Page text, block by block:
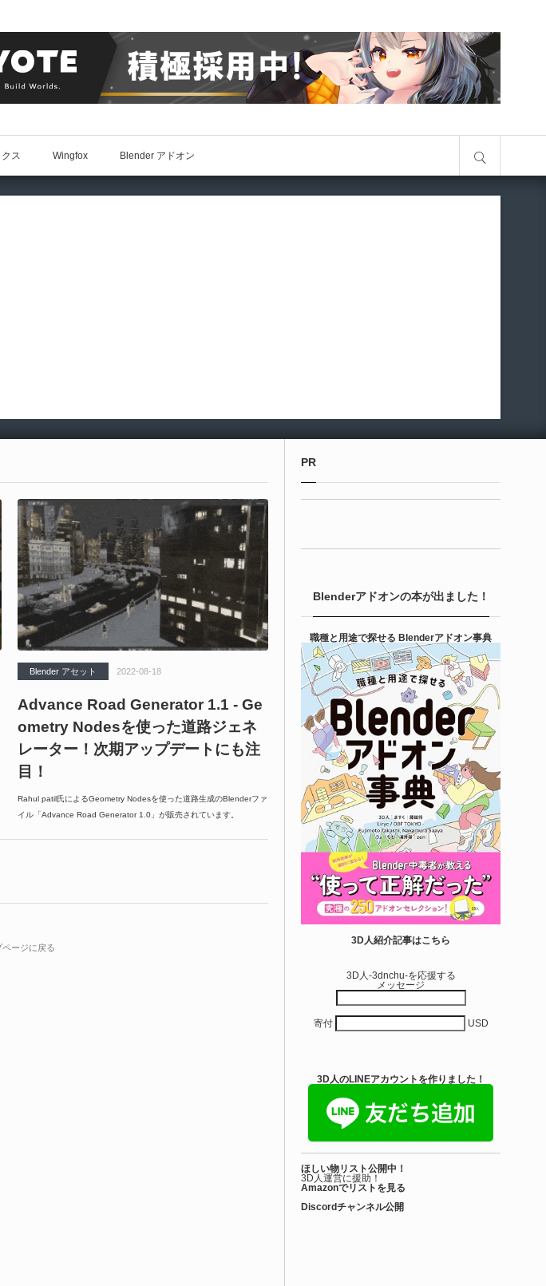
ス Wingfox Blender アドオン
Blender アセット 2022-08-18
Advance Road Generator 1.1 - Ge
ometry Nodesを使った道路ジェネ
レーター！次期アップデートにも注
目！
Rahul patil氏によるGeometry Nodesを使った道路生成のBlenderファ
イル「Advance Road Generator 1.0」が販売されています。
ページに戻る
PR
Blenderアドオンの本が出ました！
職種と用途で探せる Blenderアドオン事典
3D人紹介記事はこちら
3D人-3dnchu-を応援する
メッセージ
寄付 USD
3D人のLINEアカウントを作りました！
ほしい物リスト公開中！
3D人運営に援助！
Amazonでリストを見る
Discordチャンネル公開